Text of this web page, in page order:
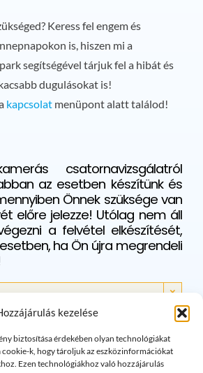
kezelése
biztosítása érdekében olyan technológiákat
k, hogy tároljuk az eszközinformációkat
Ezen technológiákhoz való hozzájárulás
Keress fel engem és
is, hiszen mi a
segítségével tárjuk fel a hibát és
dugulásokat is!
kapcsolatmenüpont alatt találod!
csatornavizsgálatról
az esetben készítünk és
Önnek szüksége van
előre jelezze! Utólag nem áll
a felvétel elkészítését,
ha Ön újra megrendeli
Kérem hívjon bizalommal!
×